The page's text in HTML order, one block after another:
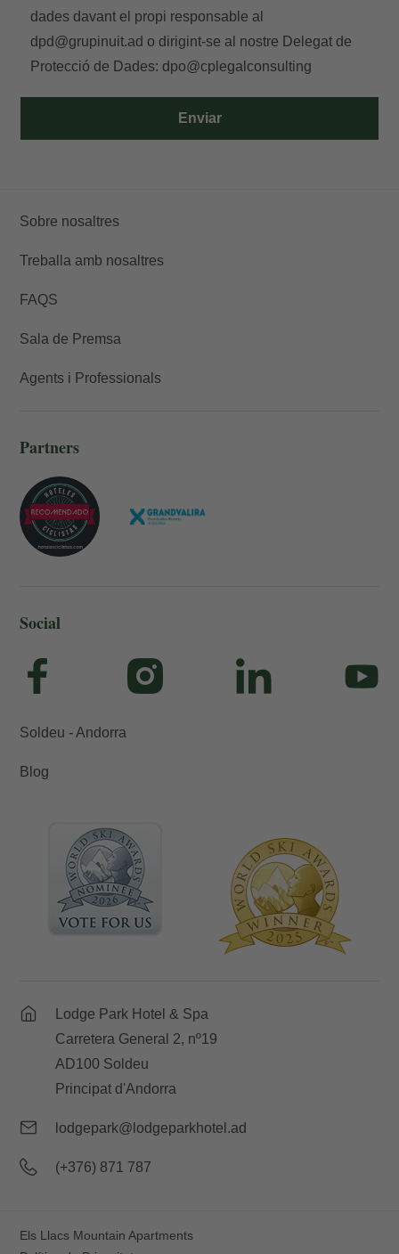
Enviar
dades davant el propi responsable al
dpd@grupinuit.ad o dirigint-se al nostre Delegat de
Protecció de Dades:dpo@cplegalconsulting
Sobre nosaltres
Treballa amb nosaltres
FAQS
Sala de Premsa
Agents i Professionals
Partners
Social
Soldeu - Andorra
Blog
Lodge Park Hotel & Spa
Carretera General 2, nº19
AD100 Soldeu
Principat d'Andorra
lodgepark@lodgeparkhotel.ad
(+376) 871 787
Els Llacs Mountain Apartments